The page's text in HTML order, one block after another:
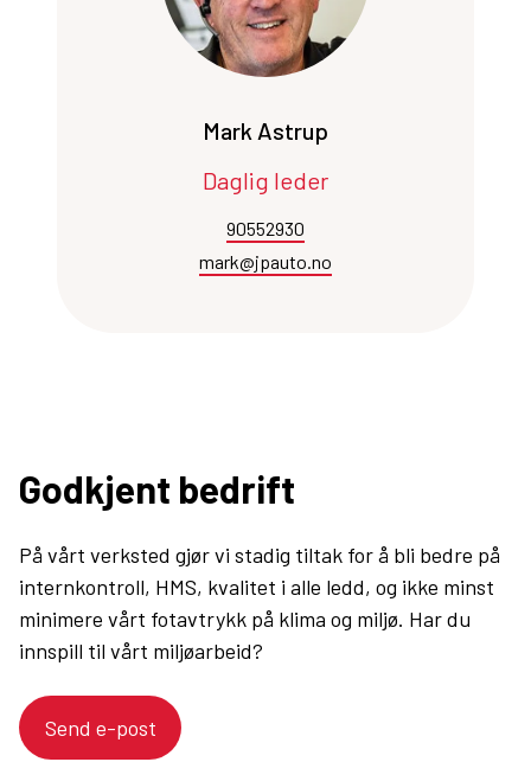
Mark Astrup
Daglig leder
90552930
mark@jpauto.no
Godkjent bedrift
På vårt verksted gjør vi stadig tiltak for å bli bedre på
internkontroll, HMS, kvalitet i alle ledd, og ikke minst
minimere vårt fotavtrykk på klima og miljø. Har du
innspill til vårt miljøarbeid?
Send e-post